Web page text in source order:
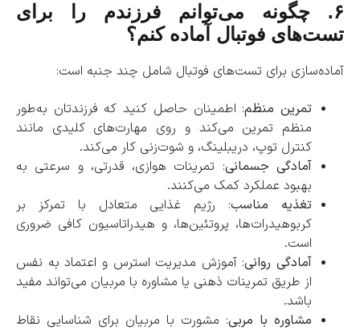
۶. چگونه می‌توانم فرزندم را برای
تست‌های فوتبال آماده کنم؟
آماده‌سازی برای تست‌های فوتبال شامل چند جنبه است:
تمرین منظم: اطمینان حاصل کنید که فرزندتان به‌طور
منظم تمرین می‌کند و روی مهارت‌های کلیدی مانند
کنترل توپ، دریبلینگ، و شوت‌زنی کار می‌کند.
آمادگی جسمانی: تمرینات هوازی، قدرتی، و سرعتی به
بهبود عملکرد کمک می‌کنند.
تغذیه مناسب: رژیم غذایی متعادل با تمرکز بر
کربوهیدرات‌ها، پروتئین‌ها، و هیدراتاسیون کافی ضروری
است.
آمادگی روانی: آموزش مدیریت استرس و اعتماد به نفس
از طریق تمرینات ذهنی یا مشاوره با مربیان می‌تواند مفید
باشد.
مشاوره با مربی: مشورت با مربیان برای شناسایی نقاط